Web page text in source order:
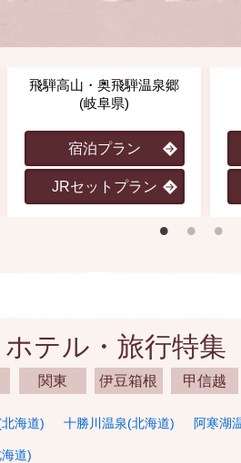
飛騨高山・奥飛騨温泉郷
(岐阜県)
宿泊プラン
JRセットプラン
テル・旅行特集
関東 伊豆箱根 甲信越
海道) 十勝川温泉(北海道) 阿寒湖
道)